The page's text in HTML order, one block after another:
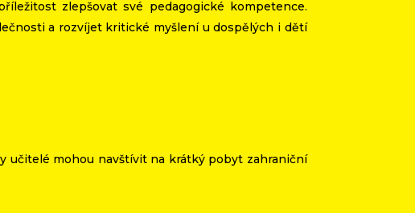
zlepšovat své pedagogické kompetence.
a rozvíjet kritické myšlení u dospělých i dětí
učitelé mohou navštívit na krátký pobyt zahraniční